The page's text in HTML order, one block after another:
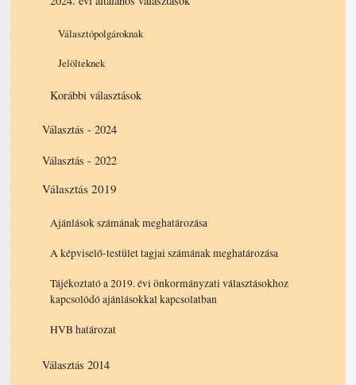
Választópolgároknak
Jelölteknek
Korábbi választások
Választás - 2024
Választás - 2022
Választás 2019
Ajánlások számának meghatározása
A képviselő-testület tagjai számának meghatározása
Tájékoztató a 2019. évi önkormányzati választásokhoz
kapcsolódó ajánlásokkal kapcsolatban
HVB határozat
Választás 2014